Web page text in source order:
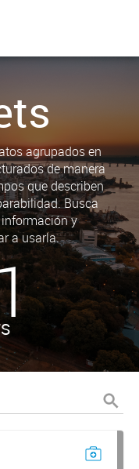
agrupados en
de manera
que describen
Busca
y
a usarla.